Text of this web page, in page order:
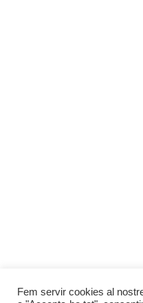
Fem servir cookies al